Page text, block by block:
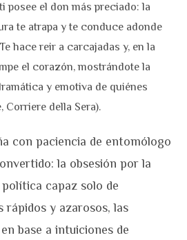
posee el don más preciado: la
te atrapa y te conduce adonde
hace reir a carcajadas y, en la
el corazón, mostrándote la
y emotiva de quiénes
Corriere della Sera).
con paciencia de entomólogo
la obsesión por la
capaz solo de
rápidos y azarosos, las
base a intuiciones de